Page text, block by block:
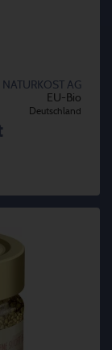
NATURKOST AG
EU-Bio
Deutschland